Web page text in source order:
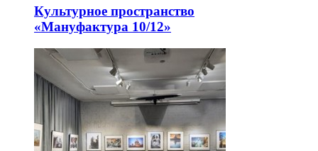
Культурное пространство
«Мануфактура 10/12»